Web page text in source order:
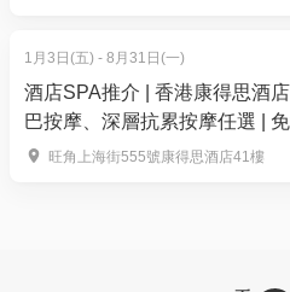
「怡健堂中醫」稟承著天人
精神，以傳統的中醫藥配合
方位的服務，為社會提供「
服務。分店網絡遍布港九新
1月3日(五) - 8月31日(一)
酒店SPA推介 | 香港康得思酒店
巴按摩、深層抗累按摩任選 |
及桑拿旺角上海街555號康得思酒店41樓